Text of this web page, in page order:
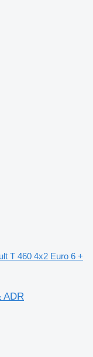
T 460 4x2 Euro 6 +
ADR